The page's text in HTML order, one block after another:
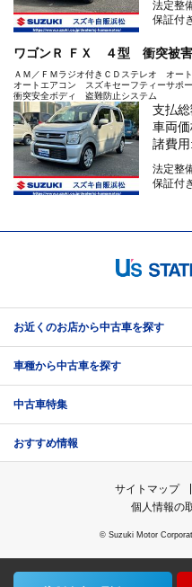
法定整
保証付
ワゴンＲ ＦＸ ４型 衝突被
ＡＭ／ＦＭラジオ付きＣＤステレオ オ
オートエアコン スズキセーフティーサ
衝突安全ボディ 盗難防止システム
支払
車両
諸費用:
法定整
保証付
お近くのお店から中古車を探す
車種から中古車を探す
中古車特集
おすすめ情報
サイトマップ
個人情報の
© Suzuki Motor